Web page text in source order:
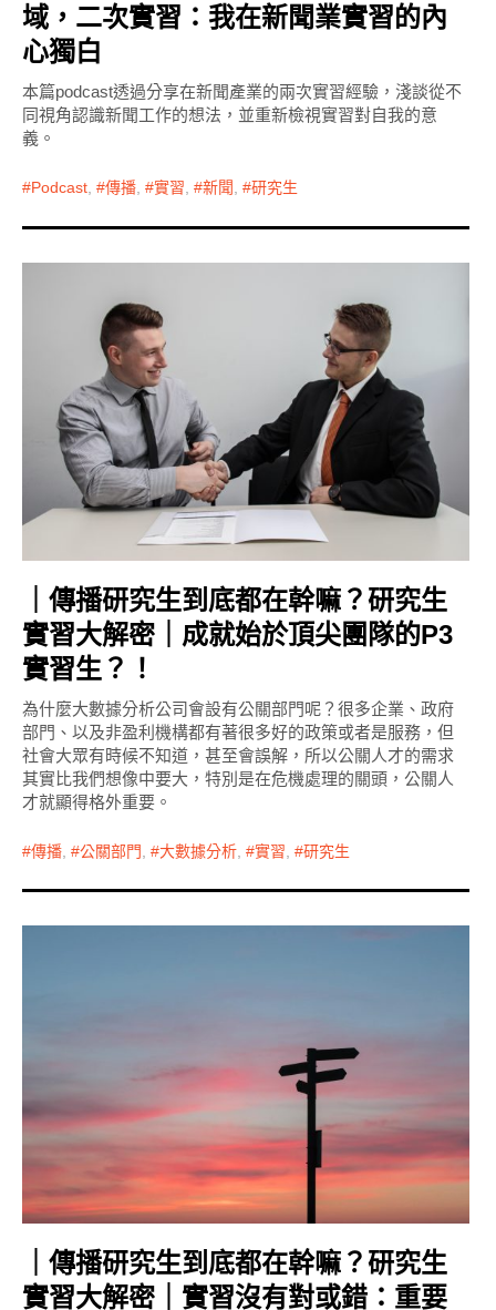
域，二次實習：我在新聞業實習的內
心獨白
本篇podcast透過分享在新聞產業的兩次實習經驗，淺談從不
同視角認識新聞工作的想法，並重新檢視實習對自我的意
義。
Podcast, 傳播, 實習, 新聞, 研究生
｜傳播研究生到底都在幹嘛？研究生
實習大解密｜成就始於頂尖團隊的P3
實習生？！
為什麼大數據分析公司會設有公關部門呢？很多企業、政府
部門、以及非盈利機構都有著很多好的政策或者是服務，但
社會大眾有時候不知道，甚至會誤解，所以公關人才的需求
其實比我們想像中要大，特別是在危機處理的關頭，公關人
才就顯得格外重要。
傳播 , 公關部門 , 大數據分析 , 實習 , 研究生
｜傳播研究生到底都在幹嘛？研究生
實習大解密｜實習沒有對或錯：重要